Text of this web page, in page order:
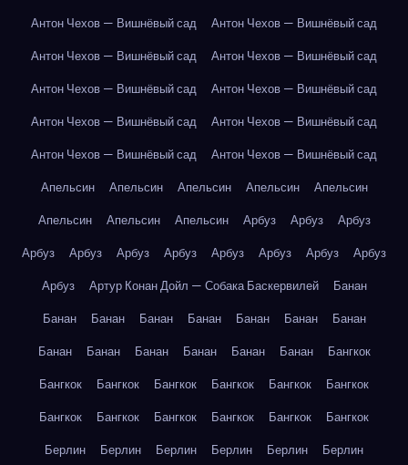
Антон Чехов — Вишнёвый сад
Антон Чехов — Вишнёвый сад
Антон Чехов — Вишнёвый сад
Антон Чехов — Вишнёвый сад
Антон Чехов — Вишнёвый сад
Антон Чехов — Вишнёвый сад
Антон Чехов — Вишнёвый сад
Антон Чехов — Вишнёвый сад
Антон Чехов — Вишнёвый сад
Антон Чехов — Вишнёвый сад
Апельсин
Апельсин Апельсин Апельсин
Апельсин
Апельсин
Апельсин Апельсин Арбуз Арбуз
Арбуз
Арбуз
Арбуз Арбуз Арбуз Арбуз Арбуз Арбуз
Арбуз
Арбуз
Артур Конан Дойл — Собака Баскервилей
Банан
Банан
Банан Банан Банан Банан Банан
Банан
Банан
Банан Банан Банан Банан Банан
Бангкок
Бангкок
Бангкок Бангкок Бангкок Бангкок
Бангкок
Бангкок
Бангкок Бангкок Бангкок Бангкок
Бангкок
Берлин
Берлин Берлин Берлин Берлин Берлин